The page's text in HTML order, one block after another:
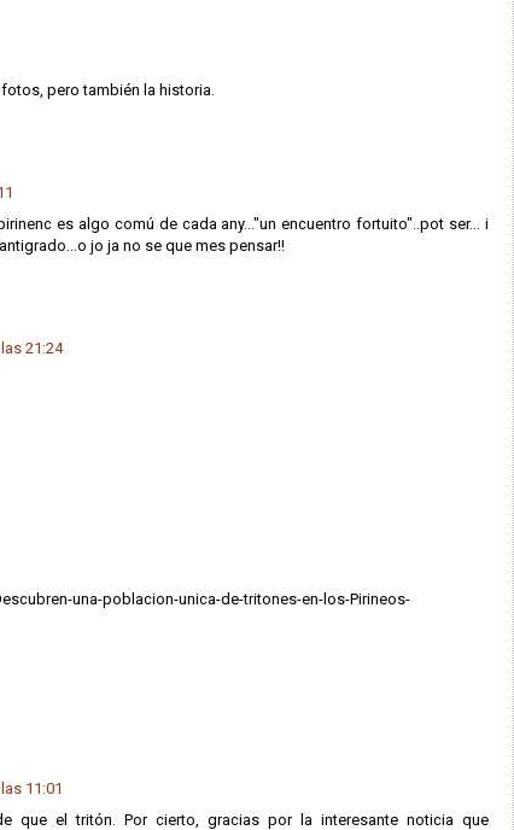
pero también la historia.
es algo comú de cada any..."un encuentro fortuito"..pot ser... i
jo ja no se que mes pensar!!
21:24
una-poblacion-unica-de-tritones-en-los-Pirineos-
11:01
que el tritón. Por cierto, gracias por la interesante noticia que